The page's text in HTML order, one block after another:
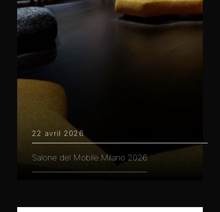
22 avril 2026
Salone del Mobile.Milano 2026